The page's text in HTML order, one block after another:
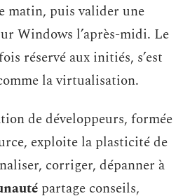
matin, puis valider une
Windows l’après-midi. Le
réservé aux initiés, s’est
la virtualisation.
de développeurs, formée
exploite la plasticité de
corriger, dépanner à
partage conseils,